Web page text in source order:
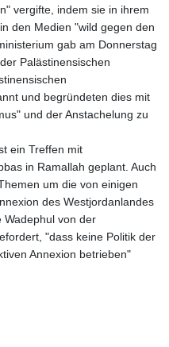
vergifte, indem sie in ihrem
den Medien "wild gegen den
gab am Donnerstag
Palästinensischen
und begründeten dies mit
und der Anstachelung zu
ein Treffen mit
in Ramallah geplant. Auch
um die von einigen
des Westjordanlandes
Wadephul von der
"dass keine Politik der
Annexion betrieben"